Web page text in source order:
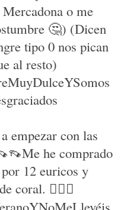
o me
🤔) (Dicen
tipo 0 nos pican
al resto)
empezar con las
Me he comprado
12 euricos y
coral. 🤷🏻‍♀️